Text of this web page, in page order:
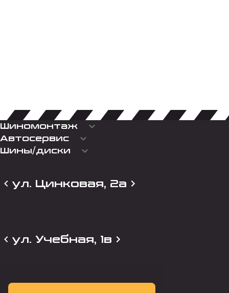
Шиномонтаж keyboard_arrow_down
Автосервис keyboard_arrow_down
Шины/диски keyboard_arrow_down
ул. Цинковая, 2а
ул. Учебная, 1в